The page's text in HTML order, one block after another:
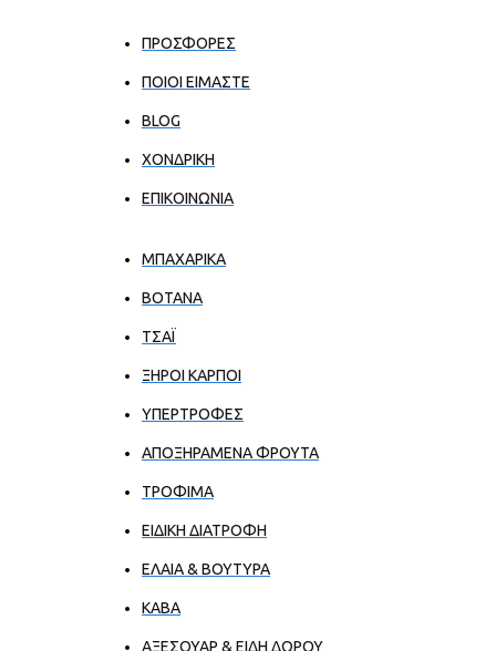
ΠΡΟΣΦΟΡΕΣ
ΠΟΙΟΙ ΕΊΜΑΣΤΕ
BLOG
ΧΟΝΔΡΙΚΉ
ΕΠΙΚΟΙΝΩΝΊΑ
ΜΠΑΧΑΡΙΚΑ
ΒΟΤΑΝΑ
ΤΣΑΪ
ΞΗΡΟΙ ΚΑΡΠΟΙ
ΥΠΕΡΤΡΟΦΕΣ
ΑΠΟΞΗΡΑΜΕΝΑ ΦΡΟΥΤΑ
ΤΡΟΦΙΜΑ
ΕΙΔΙΚΗ ΔΙΑΤΡΟΦΗ
ΕΛΑΙΑ & ΒΟΥΤΥΡΑ
ΚΑΒΑ
ΑΞΕΣΟΥΑΡ & ΕΙΔΗ ΔΩΡΟΥ